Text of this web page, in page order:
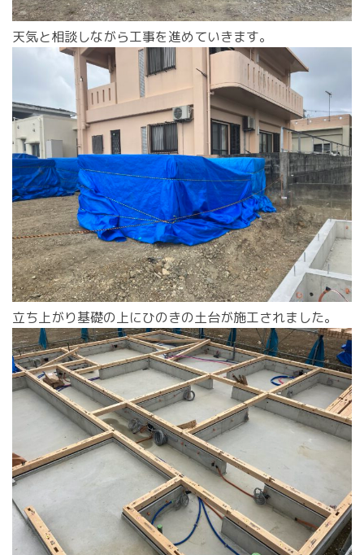
天気と相談しながら工事を進めていきます。
立ち上がり基礎の上にひのきの土台が施工されました。